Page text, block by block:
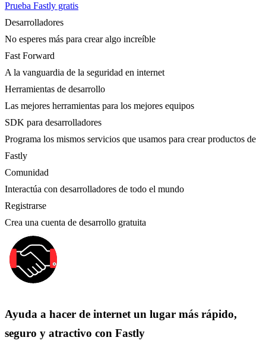
Prueba Fastly gratis
Desarrolladores
No esperes más para crear algo increíble
Fast Forward
A la vanguardia de la seguridad en internet
Herramientas de desarrollo
Las mejores herramientas para los mejores equipos
SDK para desarrolladores
Programa los mismos servicios que usamos para crear productos de
Fastly
Comunidad
Interactúa con desarrolladores de todo el mundo
Registrarse
Crea una cuenta de desarrollo gratuita
Ayuda a hacer de internet un lugar más rápido,
seguro y atractivo con Fastly